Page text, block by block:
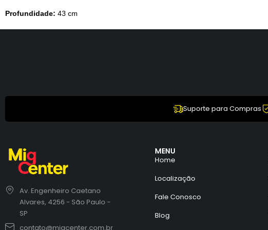
Profundidade: 43 cm
Suporte para Compras
Av. Engenheiro Caetano
Alvares, 4256 - São Paulo -
SP
contato@migcenter.com.br
MENU
Home
Localização
Fale Conosco
Blog